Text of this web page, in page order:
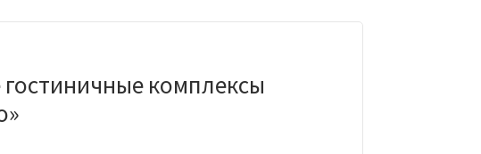
гостиничные комплексы